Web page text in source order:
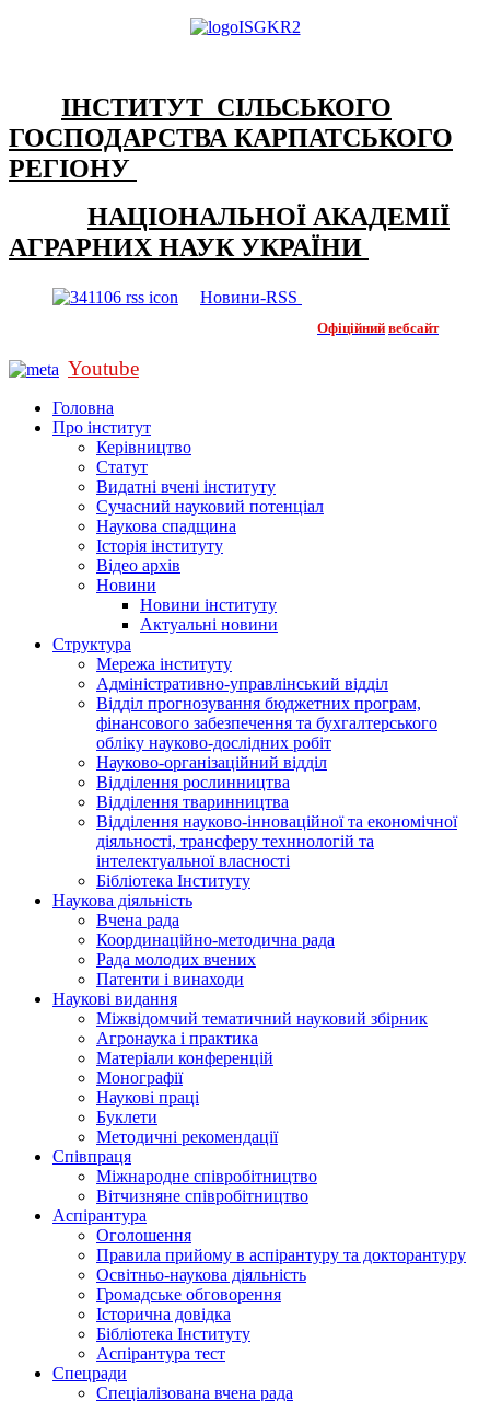
ІНСТИТУТ СІЛЬСЬКОГО
ГОСПОДАРСТВА КАРПАТСЬКОГО
РЕГІОНУ
НАЦІОНАЛЬНОЇ АКАДЕМІЇ
АГРАРНИХ НАУК УКРАЇНИ
Новини-RSS
Офіційний вебсайт
Youtube
Головна
Про інститут
Керівництво
Статут
Видатні вчені інституту
Сучасний науковий потенціал
Наукова спадщина
Історія інституту
Відео архів
Новини
Новини інституту
Актуальні новини
Структура
Мережа інституту
Адміністративно-управлінський відділ
Відділ прогнозування бюджетних програм,
фінансового забезпечення та бухгалтерського
обліку науково-дослідних робіт
Науково-організаційний відділ
Відділення рослинництва
Відділення тваринництва
Відділення науково-інноваційної та економічної
діяльності, трансферу техннологій та
інтелектуальної власності
Бібліотека Інституту
Наукова діяльність
Вчена рада
Координаційно-методична рада
Рада молодих вчених
Патенти і винаходи
Наукові видання
Міжвідомчий тематичний науковий збірник
Агронаука і практика
Матеріали конференцій
Монографії
Наукові праці
Буклети
Методичні рекомендації
Співпраця
Міжнародне співробітництво
Вітчизняне співробітництво
Аспірантура
Оголошення
Правила прийому в аспірантуру та докторантуру
Освітньо-наукова діяльність
Громадське обговорення
Історична довідка
Бібліотека Інституту
Аспірантура тест
Спецради
Спеціалізована вчена рада